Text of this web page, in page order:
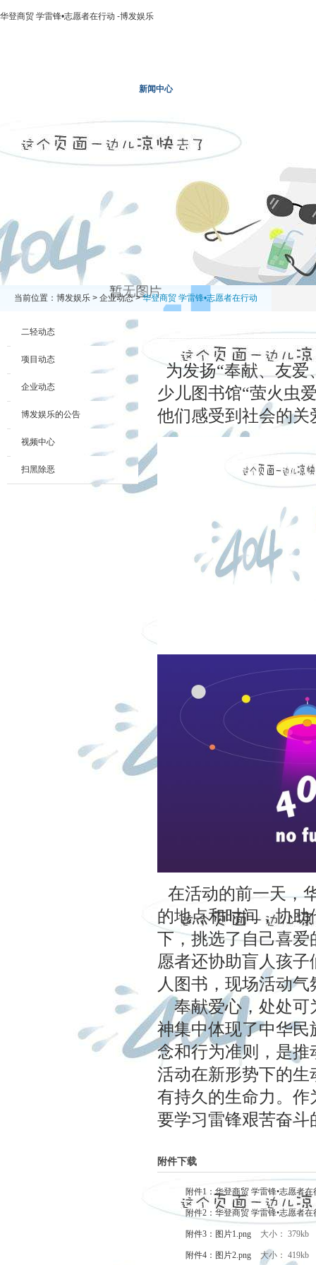
华登商贸 学雷锋•志愿者在行动 -博发娱乐
新闻中心
当前位置： 博发娱乐 > 企业动态>华登商贸 学雷锋•志愿者在行动
二轻动态
项目动态
企业动态
博发娱乐的公告
视频中心
扫黑除恶
为发扬“奉献、友
少儿图书馆“萤火虫
他们感受到社会的关
在活动的前一天，
的地点和时间，协
下，挑选了自己喜
愿者还协助盲人孩
人图书，现场活动
奉献爱心，处处可
神集中体现了中华
念和行为准则，是
活动在新形势下的
有持久的生命力。
要学习雷锋艰苦奋
附件下载
附件1：华登商贸 学雷锋•志愿者
附件2：华登商贸 学雷锋•志愿者
附件3：图片1.png 大小： 379kb
附件4：图片2.png 大小： 419kb